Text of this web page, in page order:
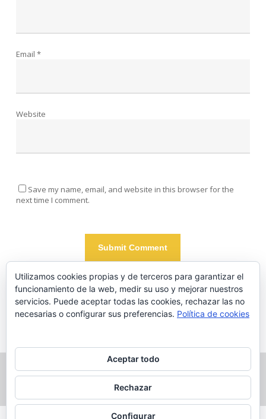
Email *
Website
Save my name, email, and website in this browser for the
next time I comment.
Este sitio usa Akismet para reducir el spam.Aprende cómo se
procesan los datos de tus comentarios.
© 2026 Pedro Molina Temboury.
Utilizamos cookies propias y de terceros para garantizar el
funcionamiento de la web, medir su uso y mejorar nuestros
servicios. Puede aceptar todas las cookies, rechazar las no
necesarias o configurar sus preferencias. Política de cookies
Aceptar todo
Rechazar
Configurar